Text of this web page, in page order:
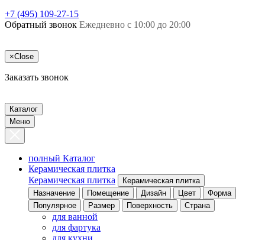
+7 (495) 109-27-15
Обратный звонок Ежедневно с 10:00 до 20:00
×Close
Заказать звонок
Каталог
Меню
полный Каталог
Керамическая плитка
Керамическая плитка
Керамическая плитка
Назначение
Помещение Дизайн Цвет
Форма
Популярное
Размер Поверхность Страна
для ванной
для фартука
для кухни